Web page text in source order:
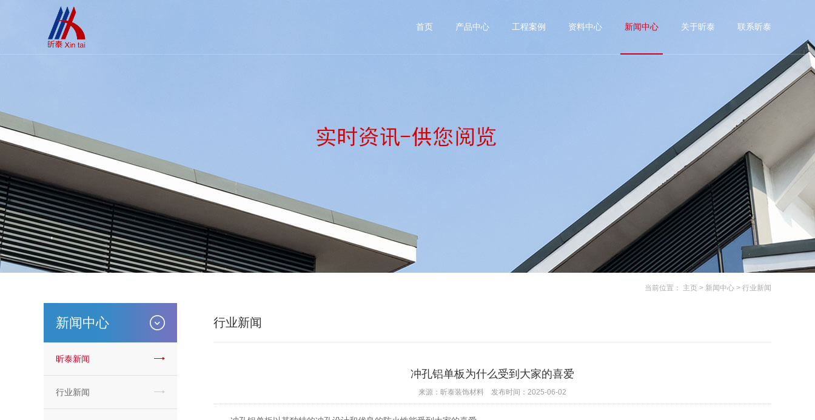
首页 产品中心 工程案例 资料中心 新闻中心 关于昕泰 联系昕泰
当前位置： 主页 > 新闻中心 > 行业新闻
新闻中心
昕泰新闻
行业新闻
行业新闻
冲孔铝单板为什么受到大家的喜爱
来源：昕泰装饰材料 发布时间：2025-06-02